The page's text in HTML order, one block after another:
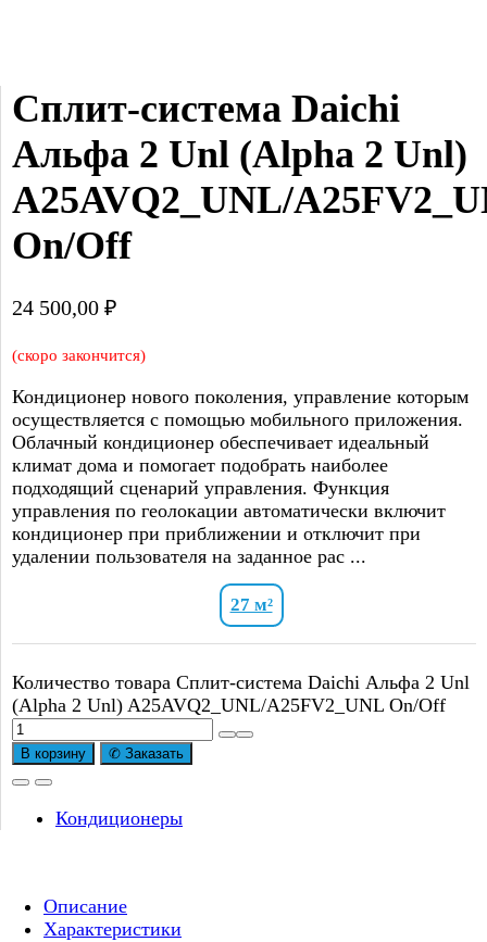
Сплит-система Daichi
Альфа 2 Unl (Alpha 2 Unl)
A25AVQ2_UNL/
On/Off
24 500,00 ₽
(скоро закончится)
Кондиционер нового поколения, управление которым
осуществляется с помощью мобильного приложения.
Облачный кондиционер обеспечивает идеальный
климат дома и помогает подобрать наиболее
подходящий сценарий управления. Функция
управления по геолокации автоматически включит
кондиционер при приближении и отключит при
удалении пользователя на заданное рас ...
27 м²
Количество товара Сплит-система Daichi Альфа 2 Unl
(Alpha 2 Unl) A25AVQ2_UNL/A25FV2_UNL On/Off
В корзину ✆ Заказать
Кондиционеры
Описание
Характеристики